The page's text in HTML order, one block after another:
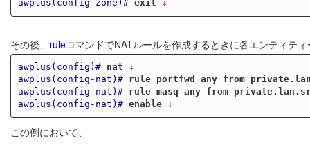
awplus(config-zone)# exit ↓
その後、 ruleコマンドでNATルールを作成するときに各エンティテ
awplus(config)# nat ↓
awplus(config-nat)#
rule portfwd any from
awplus(config-nat)#
rule masq any from
awplus(config-nat)# enable ↓
この例において、